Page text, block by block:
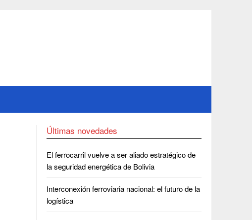
Últimas novedades
El ferrocarril vuelve a ser aliado estratégico de
la seguridad energética de Bolivia
Interconexión ferroviaria nacional: el futuro de la
logística